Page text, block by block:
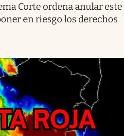
Corte ordena anular este
en riesgo los derechos